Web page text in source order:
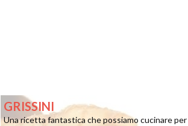
GRISSINI
Una ricetta fantastica che possiamo cucinare per